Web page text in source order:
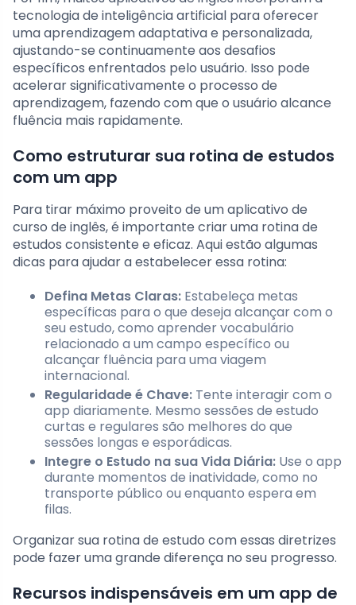
tecnologia de inteligência artificial para oferecer
uma aprendizagem adaptativa e personalizada,
ajustando-se continuamente aos desafios
específicos enfrentados pelo usuário. Isso pode
acelerar significativamente o processo de
aprendizagem, fazendo com que o usuário alcance
fluência mais rapidamente.
Como estruturar sua rotina de estudos
com um app
Para tirar máximo proveito de um aplicativo de
curso de inglês, é importante criar uma rotina de
estudos consistente e eficaz. Aqui estão algumas
dicas para ajudar a estabelecer essa rotina:
Defina Metas Claras: Estabeleça metas
específicas para o que deseja alcançar com o
seu estudo, como aprender vocabulário
relacionado a um campo específico ou
alcançar fluência para uma viagem
internacional.
Regularidade é Chave: Tente interagir com o
app diariamente. Mesmo sessões de estudo
curtas e regulares são melhores do que
sessões longas e esporádicas.
Integre o Estudo na sua Vida Diária: Use o app
durante momentos de inatividade, como no
transporte público ou enquanto espera em
filas.
Organizar sua rotina de estudo com essas diretrizes
pode fazer uma grande diferença no seu progresso.
Recursos indispensáveis em um app de